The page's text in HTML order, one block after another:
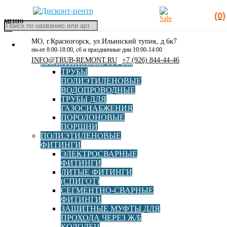
(0)
Поиск
товаров
МЕНЮ
КАТАЛОГ
РАСПРОДАЖА
ПЛАСТИКОВЫЕ ТРУБЫ
ТРУБЫ
ПОЛИЭТИЛЕНОВЫЕ
ВОДОПРОВОДНЫЕ
ТРУБЫ ДЛЯ
ГАЗОСНАБЖЕНИЯ
ПОРОЛОНОВЫЕ
ПОРШНИ
ПОЛИЭТИЛЕНОВЫЕ
ФИТИНГИ
ЭЛЕКТРОСВАРНЫЕ
ФИТИНГИ
ЛИТЫЕ ФИТИНГИ
(СПИГОТ)
СЕГМЕНТНО-СВАРНЫЕ
ФИТИНГИ
ЗАЩИТНЫЕ МУФТЫ ДЛЯ
ПРОХОДА ЧЕРЕЗ Ж/Б
МО, г.Красногорск, ул.Ильинский тупик, д.6к7
пн-пт 8:00-18:00, сб и праздничные дни 10:00-14:00
INFO@TRUB-REMONT.RU +7 (926) 844-44-46
Главная »Муфта
Муфта
Муфта Viking Johnson ULTRAGRIP DN 150 мм (158.2-
руб В корзину
Фильтр